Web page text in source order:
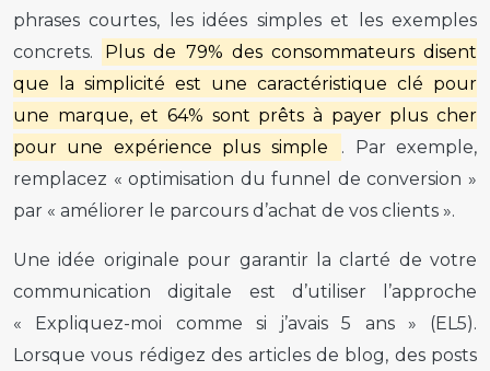
phrases courtes, les idées simples et les exemples
concrets.
Plus de 79% des consommateurs disent
que la simplicité est une caractéristique clé pour
une marque, et 64% sont prêts à payer plus cher
pour une expérience plus simple
. Par exemple,
remplacez « optimisation du funnel de conversion »
par « améliorer le parcours d’achat de vos clients ».
Une idée originale pour garantir la clarté de votre
communication digitale est d’utiliser l’approche
« Expliquez-moi comme si j’avais 5 ans » (EL5).
Lorsque vous rédigez des articles de blog, des posts